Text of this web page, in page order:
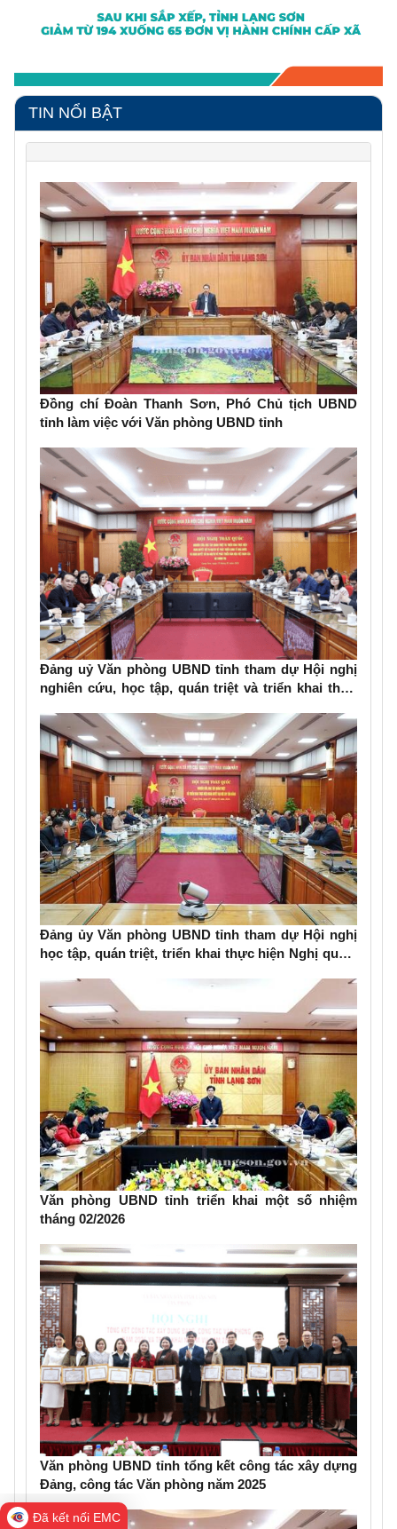
TIN NỔI BẬT
Đồng chí Đoàn Thanh Sơn, Phó Chủ tịch UBND
tỉnh làm việc với Văn phòng UBND tỉnh
Đảng uỷ Văn phòng UBND tỉnh tham dự Hội nghị
nghiên cứu, học tập, quán triệt và triển khai thực
NQ/TW của Bộ Chính trị
Đảng ủy Văn phòng UBND tỉnh tham dự Hội nghị
học tập, quán triệt, triển khai thực hiện Nghị quyết
Văn phòng UBND tỉnh triển khai một số nhiệm
tháng 02/2026
Văn phòng UBND tỉnh tổng kết công tác xây dựng
Đảng, công tác Văn phòng năm 2025
Đã kết nối EMC